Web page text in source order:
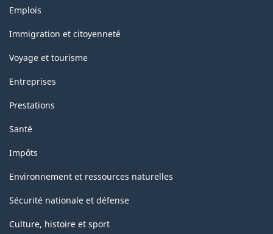
la
classification
Thèmes
sujets
Emplois
Immigration et citoyenneté
Voyage et tourisme
Entreprises
Prestations
Santé
Impôts
Environnement et ressources naturelles
Sécurité nationale et défense
Culture, histoire et sport